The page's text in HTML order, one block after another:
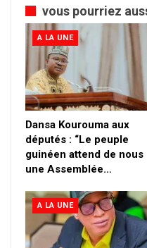
vous pourriez
A LA UNE
Dansa Kourouma aux
députés : “Le peuple
guinéen attend de nous
une Assemblée…
A LA UNE